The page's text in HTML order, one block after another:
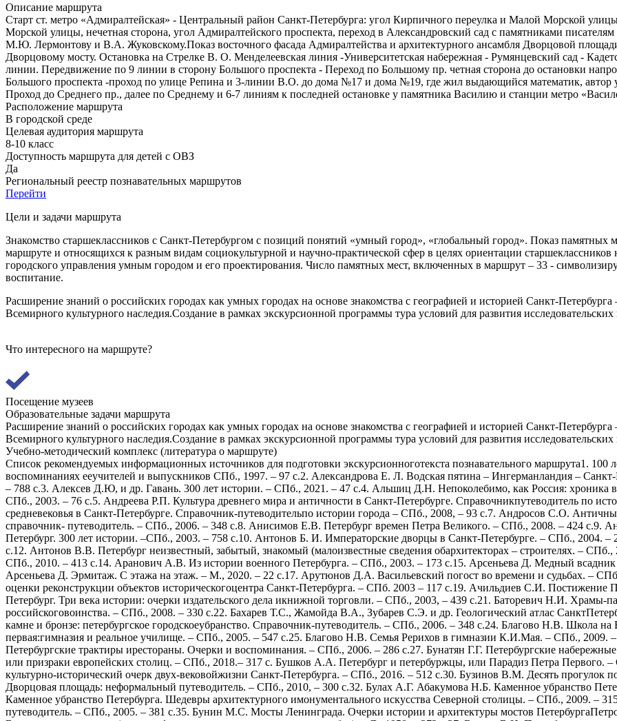
Описание маршрута
Старт ст. метро «Адмиралтейская» - Центральный район Санкт-Петербурга: угол Кирпичного переулка и Малой Морской
Морской улицы, нечетная сторона, угол Адмиралтейского проспекта, переход в Александровский сад с памятниками
М.Ю. Лермонтову и В.А. Жуковскому.Показ восточного фасада Адмиралтейства и архитектурного ансамбля Дворцовой
Дворцовому мосту. Остановка на Стрелке В. О. Менделеевская линия -Университетская набережная - Румянцевский сад -
линии. Передвижение по 9 линии в сторону Большого проспекта - Переход по Большому пр. четная сторона до остановки
Большого проспекта -проход по улице Репина и 3-линии В.О. до дома №17 и дома №19, где жил выдающийся математик,
Проход до Среднего пр., далее по Среднему и 6-7 линиям к последней остановке у памятника Василию и станции метро
Расположение маршрута
В городской среде
Целевая аудитория маршрута
8-10 класс
Доступность маршрута для детей с ОВЗ
Да
Региональный реестр познавательных маршрутов
Перейти
Цели и задачи маршрута
Знакомство старшеклассников с Санкт-Петербургом с позиций понятий «умный город», «глобальный город». Показ памятных
маршруте и относящихся к разным видам социокультурной и научно-практической сфер в целях ориентации
городского управления умным городом и его проектирования. Число памятных мест, включенных в маршрут – 33 -
воспитание.
Расширение знаний о российских городах как умных городах на основе знакомства с географией и историей Санкт-
Всемирного культурного наследия.Создание в рамках экскурсионной программы тура условий для развития
Что интересного на маршруте?
Посещение музеев
Образовательные задачи маршрута
Расширение знаний о российских городах как умных городах на основе знакомства с географией и историей Санкт-
Всемирного культурного наследия.Создание в рамках экскурсионной программы тура условий для развития
Учебно-методический комплекс (литература о маршруте)
Список рекомендуемых информационных источников для подготовки экскурсионноготекста познавательного маршрута1. 100 лет 30-ой школе на Васильевском: История школы в очерках и воспоминаниях ееучителей и выпускников СПб., 1997. – 97 с.2. Александрова Е. Л. Водская пятина – Ингерманландия – Санкт-Петербурсгкая губерния –Ленинградская область. – СПб., 2011. – 788 с.3. Алексев Д.Ю, и др. Гавань. 300 лет истории. – СПб., 2021. – 47 с.4. Альшиц Д.Н. Непоколебимо, как Россия: хроника великого подвига Ленинграда,написанная стихами поэтов. – СПб., 2003. – 76 с.5. Андреева Р.П. Культура древнего мира и античности в Санкт-Петербурге. Справочникпутеводитель по истории города. – СПб., 2008, – 126 с.6. Андреева Р.П. Культура средневековья в Санкт-Петербурге. Справочник-путеводительпо истории города – СПб., 2008, – 93 с.7. Андросов С.О. Античные мифы в камне и бронзе: Петербургская городскаяскульптура: справочник- путеводитель. – СПб., 2006. – 348 с.8. Анисимов Е.В. Петербург времен Петра Великого. – СПб., 2008. – 424 с.9. Анисимов Е.В., Балашов Е.М., Вакслер А.З. и др. Санкт-Петербург. 300 лет истории. –СПб., 2003. – 758 с.10. Антонов Б. И. Императорские дворцы в Санкт-Петербурге. – СПб., 2004. – 221 с.11. Антонов Б. И. Исторические сады. – СПб., 2006. – 173 с.12. Антонов В.В. Петербург неизвестный, забытый, знакомый (малоизвестные сведения обархитекторах – строителях. – СПб., 2008. – 318 с.13. Антонов В.В. Петербург. Новое о старом. – СПб., 2010. – 413 с.14. Аранович А.В. Из истории военного Петербурга. – СПб., 2003. – 173 с.15. Арсеньева Д. Медный всадник – главный всадник Петербурга. – СПб., 2020. – 24 с.16. Арсеньева Д. Эрмитаж. С этажа на этаж. – М., 2020. – 22 с.17. Арутюнов Д.А. Васильевский погост во времени и судьбах. – СПб., 2013. – 343 с.18. Асаул А.Н. Проблемы экономической оценки реконструкции объектов историческогоцентра Санкт-Петербурга. – СПб. 2003 – 117 с.19. Ачильдиев С.И. Постижение Петербурга. – СПб., 2006. – 207 с.20. Баренбаум И.Е. Книжный Петербург. Три века истории: очерки издательского дела икнижной торговли. – СПб., 2003, – 439 с.21. Баторевич Н.И. Храмы-памятники Санкт-Петербурга: во славу и память российскоговоинства. – СПб., 2008. – 330 с.22. Бахарев Т.С., Жамойда В.А., Зубарев С.Э. и др. Геологический атлас СанктПетербурга. – СПб., 2009, 57 с.23. Берташ А.В. Библейские сюжеты в камне и бронзе: петербургское городскоеубранство. Справочник-путеводитель. – СПб., 2006. – 348 с.24. Благово Н.В. Школа на Васильевском острове. Историческая хроника. Часть первая:гимназия и реальное училище. – СПб., 2005. – 547 с.25. Благово Н.В. Семья Рерихов в гимназии К.И.Мая. – СПб., 2009. – 270 с.26. Булгарин Ф.М., Животов Н.Н., Плещеев А.А. и др. Петербургские трактиры ирестораны. Очерки и воспоминания. – СПб., 2006. – 286 с.27. Бунатян Г.Г. Петербургские набережные. – СПб., 2012. – 333 с.28. Бушков А.А. Загадочный Петербург, или призраки европейских столиц. – СПб., 2018.– 317 с. Бушков А.А. Петербург и петербуржцы, или Парадиз Петра Первого. – СПб.,2018. – 317 г.29. Божерянов И.Н. Невский проспект: культурно-исторический очерк двух-вековойжизни Санкт-Петербурга. – СПб., 2016. – 512 с.30. Бузинов В.М. Десять прогулок по Васильевскому. – СПб., 2000. - 158 с.31. Бузинов В.М. Дворцовая площадь: неформальный путеводитель. – СПб., 2010, – 300 с.32. Булах А.Г. Абакумова Н.Б. Каменное убранство Петербурга. Город в необычномракурсе. – СПб., 1997.33. Булах А.Г. Каменное убранство Петербурга. Шедевры архитектурного имонументального искусства Северной столицы. – СПб., 2009. – 315 с.34. Бунатян Г.Г. Литературные места Петербурга: путеводитель. – СПб., 2005. – 381 с.35. Бунин М.С. Мосты Ленинграда. Очерки истории и архитектуры мостов ПетербургаПетрограда-Ленинграда. –Л., 1986.36. Бунин М.С. Стрелка Васильевского острова (история формирования архитектурногоансамбля). – Л., 1958. – 372 с.37. Бурлак В.Н. Петербург таинственный: история, легенды, предания. – СПб., 2006. – 379с.38. Буровский А.М. Петербург как географический феномен. – СПб., 2003.39. Буровский А.М. Величие и проклятье Петербурга. Научно-популярная литература. –СПб., 2009.40. Васильевский остров. Сборник стихов. Сост. А.Шевелев. – Л., 1985. – 173 с.41. Векслер А.Ф. 22 площади Санкт-Петербурга. Увлекательная экскурсия по севернойстолице – СПб., 2012. – 78 с.42. Векслер А.Ф. Александровский сад. Увлекательная экскурсия по северной столицы (для семейного чтения) – СПб., 2011. – 39 с.43. Вербицкая Л.А. Мой Петербург. – СПб., 2006. – 316 с.44. Владимирович А.Г. Петербург в названиях улиц: происхождения названий улиц ипроспектов, рек и каналов – СПб., 2009. – 751 с.45. Владимирович А.Г. Легендарные улицы Петербурга (все самое интересное обисторических улицах, проспектах). – СПб., 2013. – 541 с.46. Власов В.Г. Архитектура «Петровского барокко». – СПб., 1996. – 156 с.47. Волков С.М. История культуры Санкт-Петербурга с основания до наших дней. – СПб.,2002. – 702 с.48. Воронова О.П. Куинджи в Петербурге. – Л., 1986, – 238 с.49. Восстановление памятников архитектуры Ленинграда. А.А.Кедринский и др. – Л.,1987. – 495 с.50. Глинка М.С. Васильевский остров. Повести и рассказы. – Л., 1974. – 78 с.51. Глинка В.М. Воспоминания о блокаде. – СПб., 2010. – 414 с.52. Гозеас С. Васильевский остров. Рассказы. – СПб., 2003. – 285 с.53. Горбачева Н.Б, Ксения Петербургская. – СПб., 2003. – 142 с.54. Горбачевич К., Хабло Е. Почему так названы. Издание третье. – СПб., 1996.55. Градоначальники. Петербург – Петроград – Ленинград – Петербург. Сост.Д.В.Майсюк. – СПб., 2003. – 905 с.56. Гранин Д., Адамович А. Блокадная книга – СПб., 1994. – 387 с.57. Гусаров А.Ю. Памятники воинской славы Петербурга. – СПб., 2010. – 396 с.58. Детям о музеях Санкт-Петербурга. Сост. О.Н.Алексеева. – СПб., 2012. – 127 с.59. Доливо-Добровольский А.В. Санкт-Петербург. Хроника трех столетий. – СПб., 2003,– 715 с.60. Дом академиков: ирония и судьбы. Сост. В.Б.Наумова. – СПб., 2016. – 377 с.61. Доманский Я.В. Из тьмы лесов…: страницы первобытной летописи Невского края. –СПб., 2004. – 95 с.62. Домбровский А.В. Дворцовая и Сенатская площади, Адмиралтейство, Сенат, Синод(прогулки по Петербургу) – СПб., 2019, – 506 с.63. Домбровский А.В. Зимний дворец, Дворцовая набережная и Эрмитаж. (Прогулки поПетербургу) – СПб., 2010. – 382 с.64. Достопримечательности Ленинграда. Под ред. А.С.Бессмертного. – Л.,1957. – 251 с.65. Доценко В.Д. Знаменитые люди Санкт-Петербурга: биографический словарь. – СПб.,2010, – 382 с.66. Ерофеев А.Д. Санкт-Петербургский метрополитен. Путеводитель по петербургскойподземке. – СПб., 2011. – 189 с.67. Ефимовский Е.С. Спасенный Петербург (О подвиге блокадных мальчишек ввоспоминаниях, рассказах, стихах) – СПб., 2010. – 165 с.68. Жданов А.М. Метрополитен Петербурга: